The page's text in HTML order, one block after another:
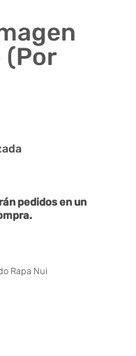
(Por
pedidos en un
Rapa Nui